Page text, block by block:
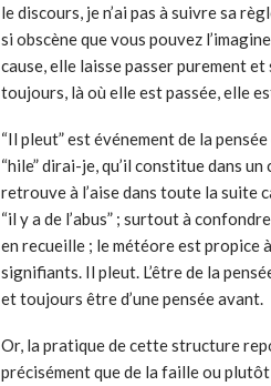
le discours, je n’ai pas à suivre sa
si obscène que vous pouvez
cause, elle laisse passer purement
toujours, là où elle est passée, elle
“Il pleut” est événement de la
“hile” dirai-je, qu’il constitue dans
retrouve à l’aise dans toute la suite
“il y a de l’abus” ; surtout à
en recueille ; le météore est propice
signifiants. Il pleut. L’être de la
et toujours être d’une pensée avant.
Or, la pratique de cette structure
précisément que de la faille ou plutôt